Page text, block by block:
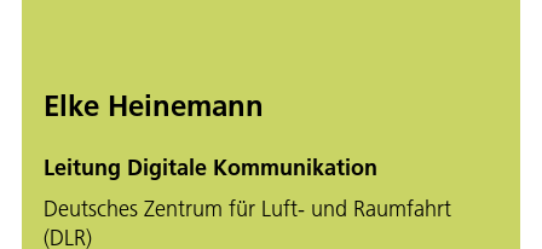
Elke Heinemann
Leitung Digitale Kommunikation
Deutsches Zentrum für Luft- und Raumfahrt
(DLR)